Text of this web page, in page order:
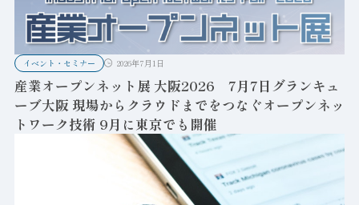
イベント・セミナー 2026年7月1日
産業オープンネット展 大阪2026 7月7日グランキュ
ーブ大阪 現場からクラウドまでをつなぐオープンネッ
トワーク技術 9月に東京でも開催